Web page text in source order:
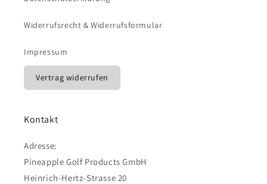
Widerrufsrecht & Widerrufsformular
Impressum
Vertrag widerrufen
Kontakt
Adresse:
Pineapple Golf Products GmbH
Heinrich-Hertz-Strasse 20